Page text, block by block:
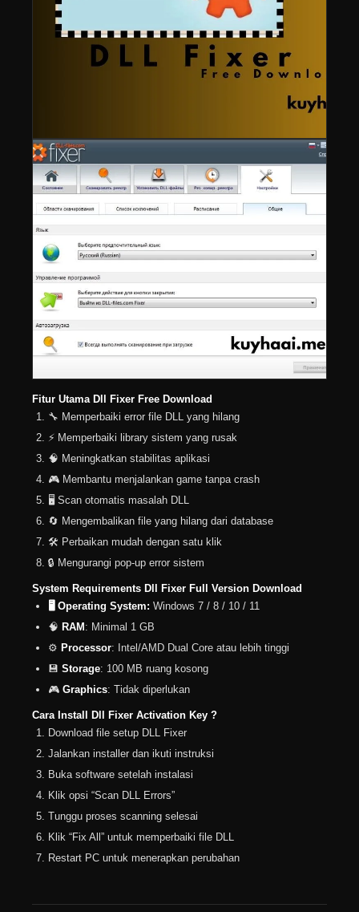
Fitur Utama Dll Fixer Free Download
🔧 Memperbaiki error file DLL yang hilang
⚡ Memperbaiki library sistem yang rusak
🧠 Meningkatkan stabilitas aplikasi
🎮 Membantu menjalankan game tanpa crash
🖥️ Scan otomatis masalah DLL
🔄 Mengembalikan file yang hilang dari database
🛠️ Perbaikan mudah dengan satu klik
🔒 Mengurangi pop-up error sistem
System Requirements Dll Fixer Full Version Download
🖥️ Operating System: Windows 7 / 8 / 10 / 11
🧠 RAM : Minimal 1 GB
⚙️ Processor: Intel/AMD Dual Core atau lebih tinggi
💾 Storage: 100 MB ruang kosong
🎮 Graphics: Tidak diperlukan
Cara Install Dll Fixer Activation Key ?
Download file setup DLL Fixer
Jalankan installer dan ikuti instruksi
Buka software setelah instalasi
Klik opsi “Scan DLL Errors”
Tunggu proses scanning selesai
Klik “Fix All” untuk memperbaiki file DLL
Restart PC untuk menerapkan perubahan